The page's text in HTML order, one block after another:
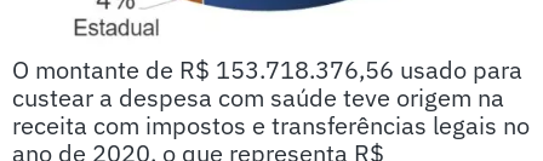
O montante de R$ 153.718.376,56 usado para
custear a despesa com saúde teve origem na
receita com impostos e transferências legais no
ano de 2020, o que representa R$